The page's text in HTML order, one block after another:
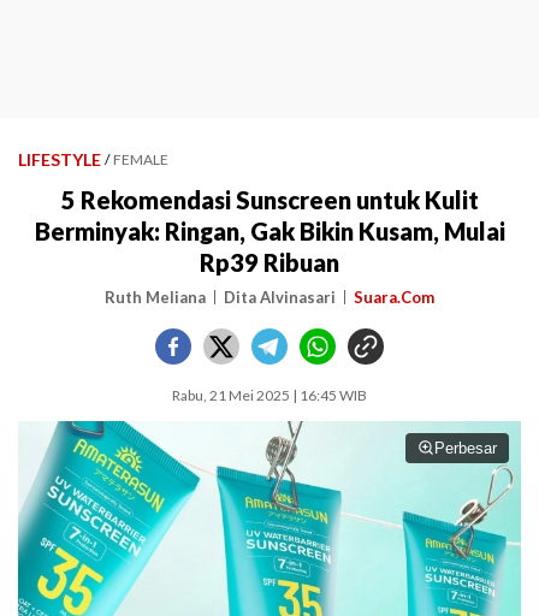
LIFESTYLE / FEMALE
5 Rekomendasi Sunscreen untuk Kulit
Berminyak: Ringan, Gak Bikin Kusam, Mulai
Rp39 Ribuan
Ruth Meliana Dita Alvinasari Suara.Com
Rabu, 21 Mei 2025 | 16:45 WIB
Perbesar